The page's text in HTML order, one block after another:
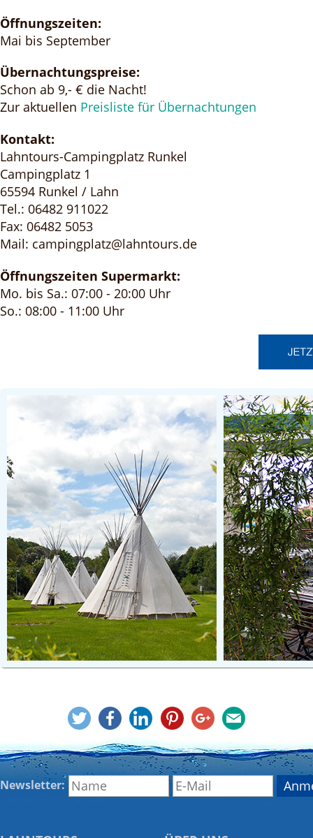
Öffnungszeiten:
Mai bis September
Übernachtungspreise:
Schon ab 9,- € die Nacht!
Zur aktuellen Preisliste für Übernachtungen
Kontakt:
Lahntours-Campingplatz Runkel
Campingplatz 1
65594 Runkel / Lahn
Tel.: 06482 911022
Fax: 06482 5053
Mail: campingplatz@lahntours.de
Öffnungszeiten Supermarkt:
Mo. bis Sa.: 07:00 - 20:00 Uhr
So.: 08:00 - 11:00 Uhr
Newsletter: